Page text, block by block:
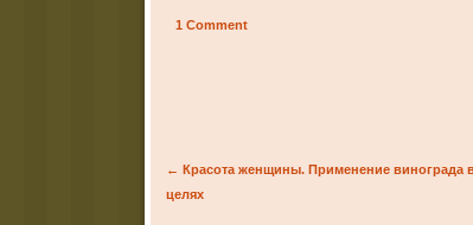
1 Comment
Post navigation
← Красота женщины. Применение винограда
целях